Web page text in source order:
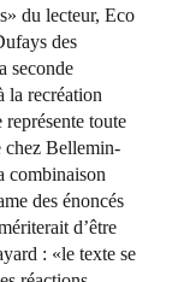
du lecteur, Eco
des
seconde
la recréation
toute
chez Bellemin-
combinaison
des énoncés
d’être
: «le texte se